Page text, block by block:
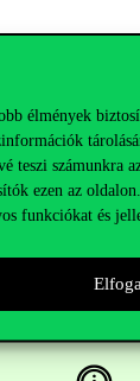
élmények
teszi számunkra
ezen az
funkciókat és
webinar